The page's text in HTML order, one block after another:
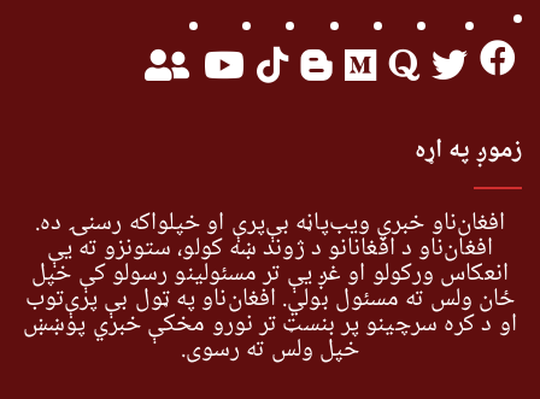
زموږ په اړه
افغان‌ناو خبري ویب‌پاڼه بې‌پرې او خپلواکه رسنۍ ده.
افغان‌ناو د افغانانو د ژوند ښه کولو، ستونزو ته یې
انعکاس ورکولو او غږ یې تر مسئولینو رسولو کې خپل
ځان ولس ته مسئول بولي. افغان‌ناو په ټول بې پرې‌توب
او د کره سرچینو پر بنسټ تر نورو مخکې خبري پوښښ
خپل ولس ته رسوي.